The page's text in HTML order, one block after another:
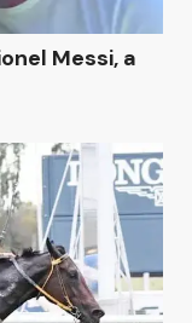
Messi, a